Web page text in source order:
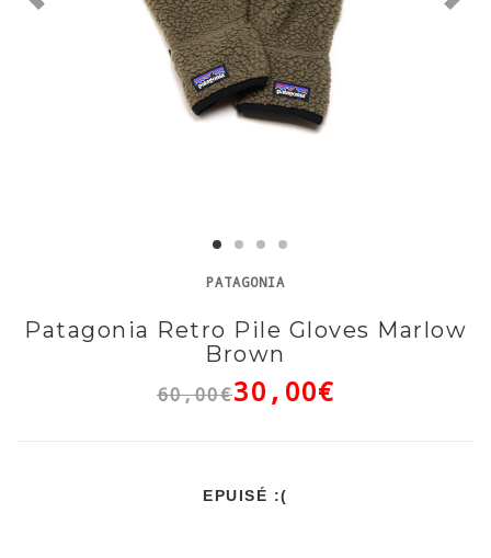
PATAGONIA
Patagonia Retro Pile Gloves Marlow
Brown
60,00€30,00€
EPUISÉ :(